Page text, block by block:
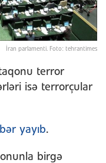
İran parlamenti. Foto: tehrantimes
terror
isə terrorçular
yayıb.
birgə